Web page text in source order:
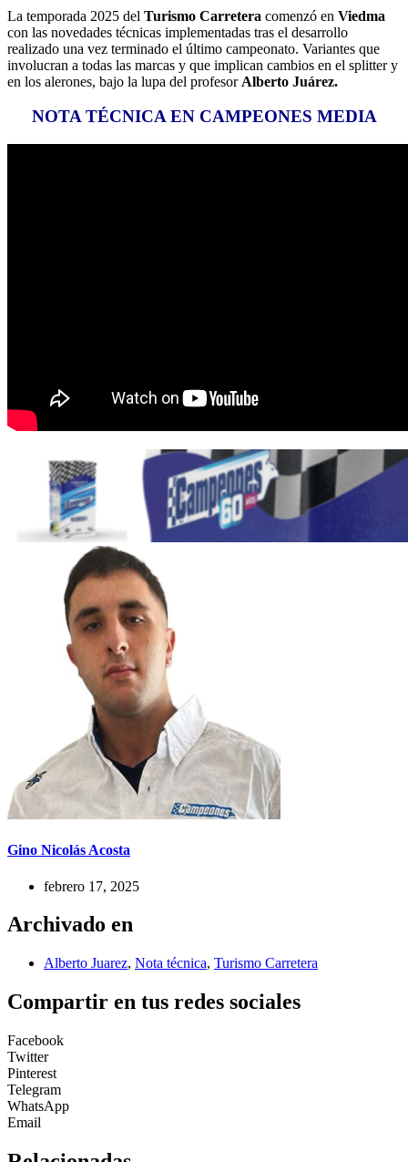
La temporada 2025 del Turismo Carretera comenzó en Viedma
con las novedades técnicas implementadas tras el desarrollo
realizado una vez terminado el último campeonato. Variantes que
involucran a todas las marcas y que implican cambios en el splitter y
en los alerones, bajo la lupa del profesor Alberto Juárez.
NOTA TÉCNICA EN CAMPEONES MEDIA
Gino Nicolás Acosta
febrero 17, 2025
Archivado en
Alberto Juarez, Nota técnica, Turismo Carretera
Compartir en tus redes sociales
Facebook
Twitter
Pinterest
Telegram
WhatsApp
Email